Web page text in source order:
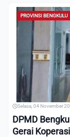
PROVINSI BENGKULU
Selasa, 04 November
DPMD
Gerai